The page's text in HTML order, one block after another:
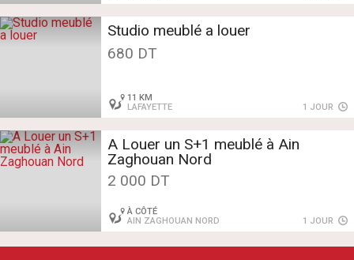
Studio meublé a louer
680 DT
11 KM
LAFAYETTE
1 JOUR
A Louer un S+1 meublé à Ain
Zaghouan Nord
2 000 DT
À CÔTÉ
AIN ZAGHOUAN NORD
1 JOUR